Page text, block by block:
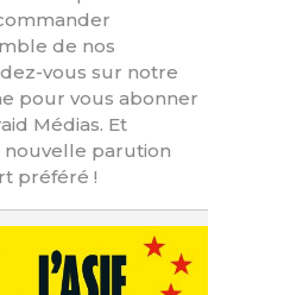
de nos
vous sur notre
pour vous abonner
Médias. Et
parution
préféré !